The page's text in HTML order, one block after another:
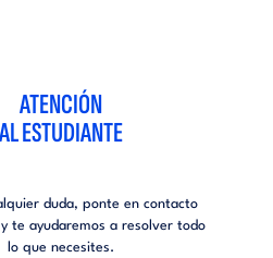
ATENCIÓN
AL ESTUDIANTE
duda, ponte en contacto
te ayudaremos a resolver todo
lo que necesites.